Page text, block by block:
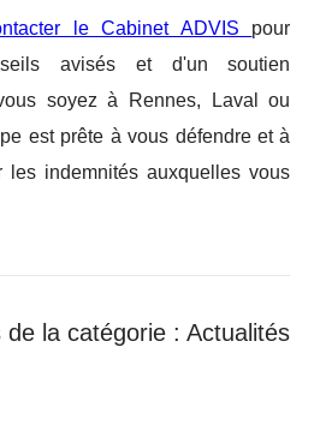
le Cabinet ADVIS pour
avisés et d'un soutien
soyez à Rennes, Laval ou
est prête à vous défendre et à
les indemnités auxquelles vous
la catégorie : Actualités